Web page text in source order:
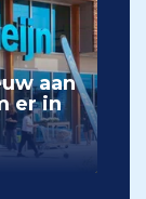
aan
er in